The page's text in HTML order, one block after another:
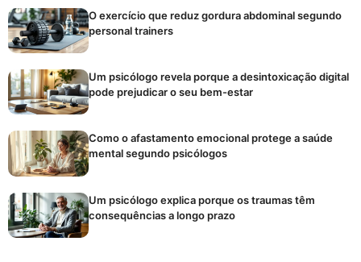
O exercício que reduz gordura abdominal segundo
personal trainers
Um psicólogo revela porque a desintoxicação digital
pode prejudicar o seu bem-estar
Como o afastamento emocional protege a saúde
mental segundo psicólogos
Um psicólogo explica porque os traumas têm
consequências a longo prazo